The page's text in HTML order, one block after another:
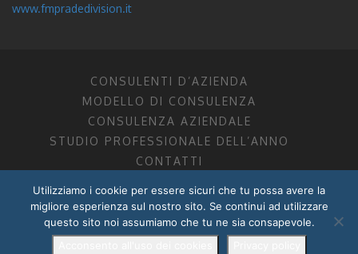
www.fmpradedivision.it
CONSULENTI D’AZIENDA
MODELLO DI CONSULENZA
CONSULENZA AZIENDALE
STUDIO PROFESSIONALE DELL’ANNO
CONTATTI
FM CONSULENTI D’AZIENDA SOCIETÀ TRA PROFESSIONISTI
DOTTORI COMMERCIALISTI MANTOVA, PORDENONE, TRENTO
P.I. 01599280201
Utilizziamo i cookie per essere sicuri che tu possa avere la
migliore esperienza sul nostro sito. Se continui ad utilizzare
questo sito noi assumiamo che tu ne sia consapevole.